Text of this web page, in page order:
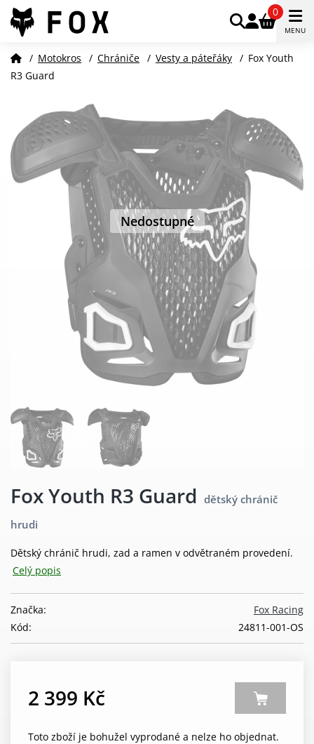
0
MENU
/ Motokros / Chrániče / Vesty a páteřáky / Fox Youth
R3 Guard
Nedostupné
Fox Youth R3 Guard dětský chránič
hrudi
Dětský chránič hrudi, zad a ramen v odvětraném provedení.
Celý popis
Fox Racing
Značka:
24811-001-OS
Kód:
2 399 Kč
Toto zboží je bohužel vyprodané a nelze ho objednat.